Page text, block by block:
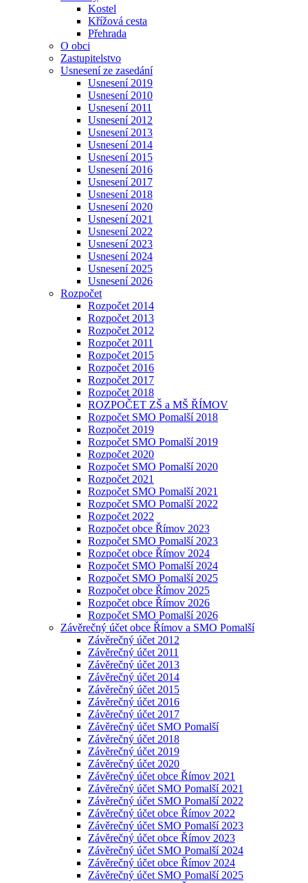
Kostel
Křížová cesta
Přehrada
O obci
Zastupitelstvo
Usnesení ze zasedání
Usnesení 2019
Usnesení 2010
Usnesení 2011
Usnesení 2012
Usnesení 2013
Usnesení 2014
Usnesení 2015
Usnesení 2016
Usnesení 2017
Usnesení 2018
Usnesení 2020
Usnesení 2021
Usnesení 2022
Usnesení 2023
Usnesení 2024
Usnesení 2025
Usnesení 2026
Rozpočet
Rozpočet 2014
Rozpočet 2013
Rozpočet 2012
Rozpočet 2011
Rozpočet 2015
Rozpočet 2016
Rozpočet 2017
Rozpočet 2018
ROZPOČET ZŠ a MŠ ŘÍMOV
Rozpočet SMO Pomalší 2018
Rozpočet 2019
Rozpočet SMO Pomalší 2019
Rozpočet 2020
Rozpočet SMO Pomalší 2020
Rozpočet 2021
Rozpočet SMO Pomalší 2021
Rozpočet SMO Pomalší 2022
Rozpočet 2022
Rozpočet obce Římov 2023
Rozpočet SMO Pomalší 2023
Rozpočet obce Římov 2024
Rozpočet SMO Pomalší 2024
Rozpočet SMO Pomalší 2025
Rozpočet obce Římov 2025
Rozpočet obce Římov 2026
Rozpočet SMO Pomalší 2026
Závěrečný účet obce Římov a SMO Pomalší
Závěrečný účet 2012
Závěrečný účet 2011
Závěrečný účet 2013
Závěrečný účet 2014
Závěrečný účet 2015
Závěrečný účet 2016
Závěrečný účet 2017
Závěrečný účet SMO Pomalší
Závěrečný účet 2018
Závěrečný účet 2019
Závěrečný účet 2020
Závěrečný účet obce Římov 2021
Závěrečný účet SMO Pomalší 2021
Závěrečný účet SMO Pomalší 2022
Závěrečný účet obce Římov 2022
Závěrečný účet SMO Pomalší 2023
Závěrečný účet obce Římov 2023
Závěrečný účet SMO Pomalší 2024
Závěrečný účet obce Římov 2024
Závěrečný účet SMO Pomalší 2025